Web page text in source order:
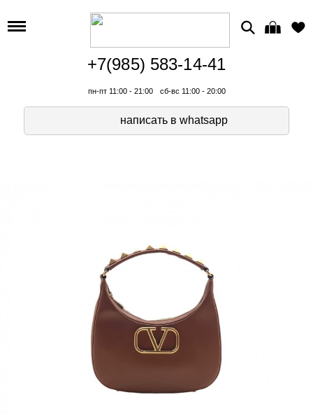
+7(985) 583-14-41
пн-пт 11:00 - 21:00 сб-вс 11:00 - 20:00
написать в whatsapp